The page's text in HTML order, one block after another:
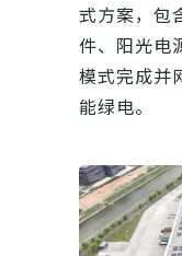
式方案，包
件、阳光电
模式完成并
能绿电。